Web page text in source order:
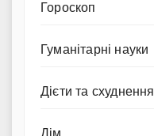
Гороскоп
Гуманітарні науки
Дієти та схуднення